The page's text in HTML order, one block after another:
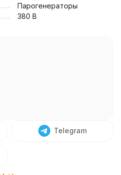
Парогенераторы
380 В
Telegram